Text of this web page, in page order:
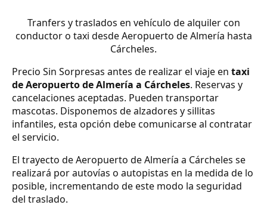
Tranfers y traslados en vehículo de alquiler con
conductor o taxi desde Aeropuerto de Almería hasta
Cárcheles.
Precio Sin Sorpresas antes de realizar el viaje en taxi
de Aeropuerto de Almería a Cárcheles. Reservas y
cancelaciones aceptadas. Pueden transportar
mascotas. Disponemos de alzadores y sillitas
infantiles, esta opción debe comunicarse al contratar
el servicio.
El trayecto de Aeropuerto de Almería a Cárcheles se
realizará por autovías o autopistas en la medida de lo
posible, incrementando de este modo la seguridad
del traslado.